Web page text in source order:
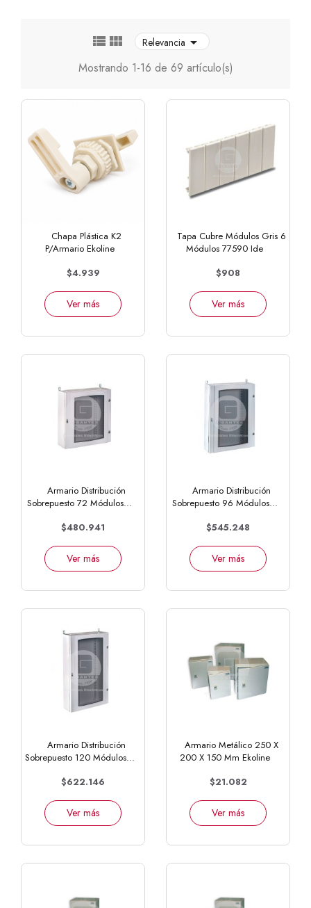
  Relevancia 
Mostrando 1-16 de 69 artículo(s)
Chapa Plástica K2
P/Armario Ekoline
$4.939
Ver más
Tapa Cubre Módulos Gris 6
Módulos 77590 Ide
$908
Ver más
Armario Distribución
Sobrepuesto 72 Módulos...
$480.941
Ver más
Armario Distribución
Sobrepuesto 96 Módulos...
$545.248
Ver más
Armario Distribución
Sobrepuesto 120 Módulos...
$622.146
Ver más
Armario Metálico 250 X
200 X 150 Mm Ekoline
$21.082
Ver más